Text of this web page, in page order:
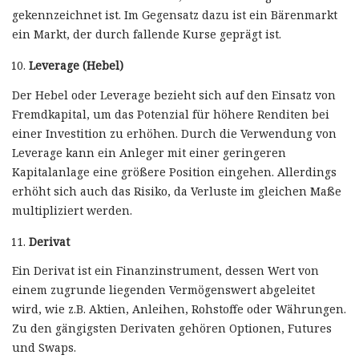
gekennzeichnet ist. Im Gegensatz dazu ist ein Bärenmarkt
ein Markt, der durch fallende Kurse geprägt ist.
Leverage (Hebel)
Der Hebel oder Leverage bezieht sich auf den Einsatz von
Fremdkapital, um das Potenzial für höhere Renditen bei
einer Investition zu erhöhen. Durch die Verwendung von
Leverage kann ein Anleger mit einer geringeren
Kapitalanlage eine größere Position eingehen. Allerdings
erhöht sich auch das Risiko, da Verluste im gleichen Maße
multipliziert werden.
Derivat
Ein Derivat ist ein Finanzinstrument, dessen Wert von
einem zugrunde liegenden Vermögenswert abgeleitet
wird, wie z.B. Aktien, Anleihen, Rohstoffe oder Währungen.
Zu den gängigsten Derivaten gehören Optionen, Futures
und Swaps.